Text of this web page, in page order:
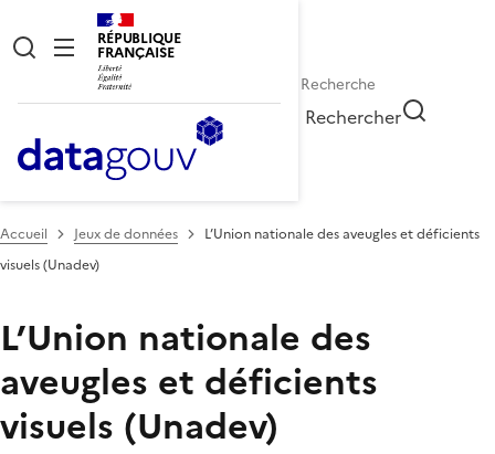
RÉPUBLIQUE
FRANÇAISE
Rechercher
Accueil Jeux de données
L’Union nationale des aveugles et déficients
visuels (Unadev)
L’Union nationale des
aveugles et déficients
visuels (Unadev)